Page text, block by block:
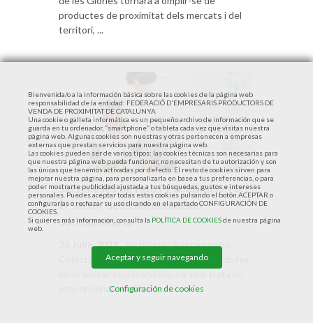
productes de proximitat dels mercats i del
territori, ...
Seis meses de retos y adaptación en
el sector de la alimentación
sociosanitaria
26 Julio 2023- Noticia via Restauración
Colectiva La restauración de colectividades
proporcionar comidas ...
Bienvenida/o a la información básica sobre las cookies de la página web
responsabilidad de la entidad: FEDERACIÓ D'EMPRESARIS PRODUCTORS DE
VENDA DE PROXIMITAT DE CATALUNYA
Una cookie o galleta informática es un pequeño archivo de información que se
guarda en tu ordenador, “smartphone” o tableta cada vez que visitas nuestra
página web. Algunas cookies son nuestras y otras pertenecen a empresas
externas que prestan servicios para nuestra página web.
Las cookies pueden ser de varios tipos: las cookies técnicas son necesarias para
que nuestra página web pueda funcionar, no necesitan de tu autorización y son
las únicas que tenemos activadas por defecto. El resto de cookies sirven para
mejorar nuestra página, para personalizarla en base a tus preferencias, o para
poder mostrarte publicidad ajustada a tus búsquedas, gustos e intereses
personales. Puedes aceptar todas estas cookies pulsando el botón ACEPTAR o
configurarlas o rechazar su uso clicando en el apartado CONFIGURACIÓN DE
COOKIES.
Si quieres más información, consulta la POLÍTICA DE COOKIESde nuestra página
web.
Aceptar y seguir navegando
Configuración de cookies